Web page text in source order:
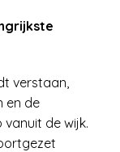
verstaan,
en de
de wijk.